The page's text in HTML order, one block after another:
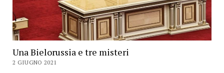
Una Bielorussia e tre misteri
2 GIUGNO 2021